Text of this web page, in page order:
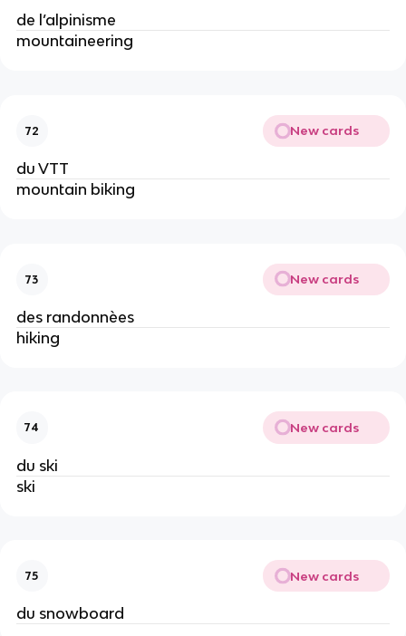
de l’alpinisme
mountaineering
72 New cards
du VTT
mountain biking
73 New cards
des randonnèes
hiking
74 New cards
du ski
ski
75 New cards
du snowboard